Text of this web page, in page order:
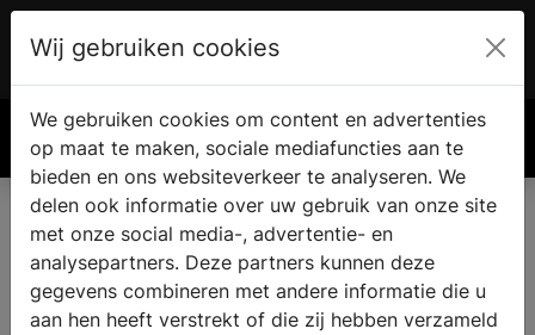
€ 0.00
Wij gebruiken cookies
We gebruiken cookies om content en advertenties
op maat te maken, sociale mediafuncties aan te
bieden en ons websiteverkeer te analyseren. We
delen ook informatie over uw gebruik van onze site
met onze social media-, advertentie- en
analysepartners. Deze partners kunnen deze
gegevens combineren met andere informatie die u
aan hen heeft verstrekt of die zij hebben verzameld